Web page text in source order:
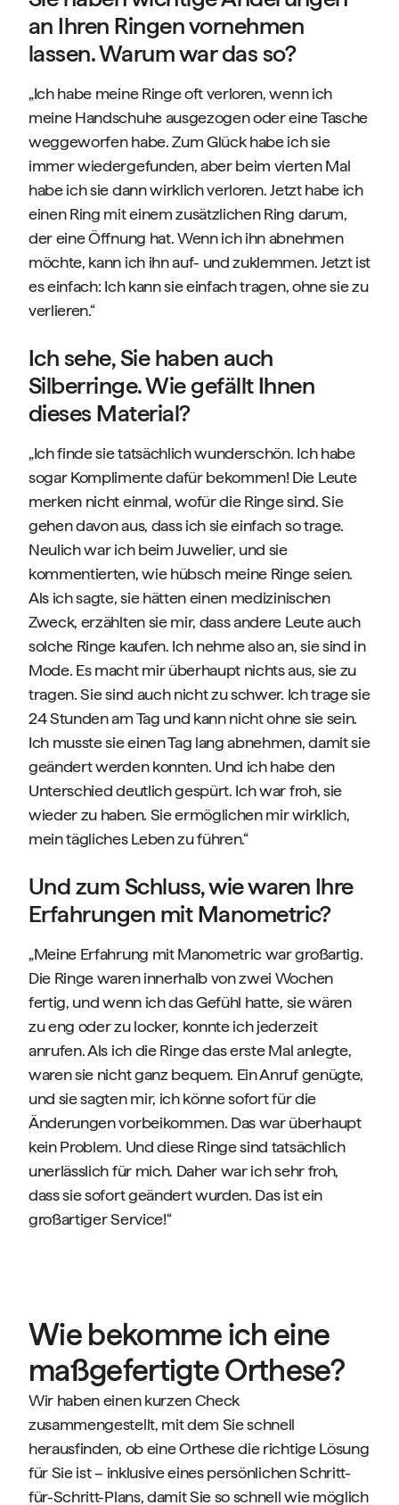
an Ihren Ringen vornehmen
lassen. Warum war das so?
„Ich habe meine Ringe oft verloren, wenn ich
meine Handschuhe ausgezogen oder eine Tasche
weggeworfen habe. Zum Glück habe ich sie
immer wiedergefunden, aber beim vierten Mal
habe ich sie dann wirklich verloren. Jetzt habe ich
einen Ring mit einem zusätzlichen Ring darum,
der eine Öffnung hat. Wenn ich ihn abnehmen
möchte, kann ich ihn auf- und zuklemmen. Jetzt ist
es einfach: Ich kann sie einfach tragen, ohne sie zu
verlieren.“
Ich sehe, Sie haben auch
Silberringe. Wie gefällt Ihnen
dieses Material?
„Ich finde sie tatsächlich wunderschön. Ich habe
sogar Komplimente dafür bekommen! Die Leute
merken nicht einmal, wofür die Ringe sind. Sie
gehen davon aus, dass ich sie einfach so trage.
Neulich war ich beim Juwelier, und sie
kommentierten, wie hübsch meine Ringe seien.
Als ich sagte, sie hätten einen medizinischen
Zweck, erzählten sie mir, dass andere Leute auch
solche Ringe kaufen. Ich nehme also an, sie sind in
Mode. Es macht mir überhaupt nichts aus, sie zu
tragen. Sie sind auch nicht zu schwer. Ich trage sie
24 Stunden am Tag und kann nicht ohne sie sein.
Ich musste sie einen Tag lang abnehmen, damit sie
geändert werden konnten. Und ich habe den
Unterschied deutlich gespürt. Ich war froh, sie
wieder zu haben. Sie ermöglichen mir wirklich,
mein tägliches Leben zu führen.“
Und zum Schluss, wie waren Ihre
Erfahrungen mit Manometric?
„Meine Erfahrung mit Manometric war großartig.
Die Ringe waren innerhalb von zwei Wochen
fertig, und wenn ich das Gefühl hatte, sie wären
zu eng oder zu locker, konnte ich jederzeit
anrufen. Als ich die Ringe das erste Mal anlegte,
waren sie nicht ganz bequem. Ein Anruf genügte,
und sie sagten mir, ich könne sofort für die
Änderungen vorbeikommen. Das war überhaupt
kein Problem. Und diese Ringe sind tatsächlich
unerlässlich für mich. Daher war ich sehr froh,
dass sie sofort geändert wurden. Das ist ein
großartiger Service!“
Wie bekomme ich eine
maßgefertigte Orthese?
Wir haben einen kurzen Check
zusammengestellt, mit dem Sie schnell
herausfinden, ob eine Orthese die richtige Lösung
für Sie ist – inklusive eines persönlichen Schritt-
für-Schritt-Plans, damit Sie so schnell wie möglich